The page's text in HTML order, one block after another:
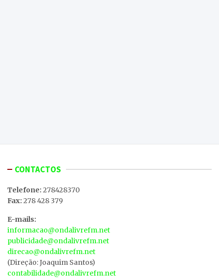
CONTACTOS
Telefone: 278428370
Fax: 278 428 379
E-mails:
informacao@ondalivrefm.net
publicidade@ondalivrefm.net
direcao@ondalivrefm.net
(Direção: Joaquim Santos)
contabilidade@ondalivrefm.net